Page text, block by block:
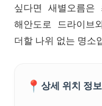
싶다면 새별오름
해안도로 드라이브
더할 나위 없는 명소
📍 상세 위치 정보